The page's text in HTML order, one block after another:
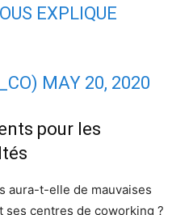
EXPLIQUE
MAY 20, 2020
pour les
aura-t-elle de mauvaises
ses centres de coworking ?